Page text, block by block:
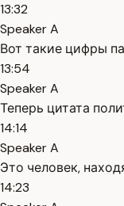
13:32
Speaker A
Вот такие цифры
13:54
Speaker A
Теперь цитата
14:14
Speaker A
Это человек,
14:23